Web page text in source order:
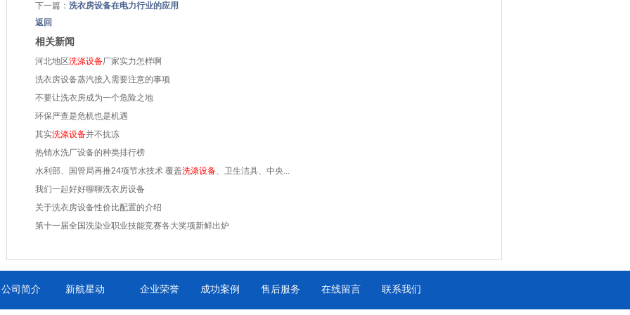
下一篇： 洗衣房设备在电力行业的应用
返回
相关新闻
河北地区洗涤设备厂家实力怎样啊
洗衣房设备蒸汽接入需要注意的事项
不要让洗衣房成为一个危险之地
环保严查是危机也是机遇
其实洗涤设备并不抗冻
热销水洗厂设备的种类排行榜
水利部、国管局再推24项节水技术 覆盖洗涤设备、卫生洁具、中央...
我们一起好好聊聊洗衣房设备
关于洗衣房设备性价比配置的介绍
第十一届全国洗染业职业技能竞赛各大奖项新鲜出炉
公司简介 新航星动 企业荣誉 成功案例 售后服务 在线留言 联系我们